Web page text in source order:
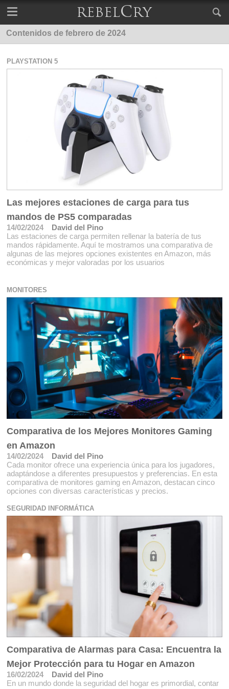
Contenidos de febrero de 2024
PLAYSTATION 5
Las mejores estaciones de carga para tus
mandos de PS5 comparadas
14/02/2024
David del Pino
Las estaciones de carga permiten rellenar la batería de tus
mandos rápidamente. Aquí te mostramos una comparativa de
algunas de las mejores opciones existentes en Amazon, más
económicas y mejor valoradas por los usuarios
MONITORES
Comparativa de los Mejores Monitores Gaming
en Amazon
14/02/2024
David del Pino
Cada monitor ofrece una experiencia única para los jugadores,
adaptándose a diferentes presupuestos y preferencias. En esta
comparativa de monitores gaming en Amazon, destacan cinco
opciones con diversas características y precios.
SEGURIDAD INFORMÁTICA
Comparativa de Alarmas para Casa: Encuentra la
Mejor Protección para tu Hogar en Amazon
16/02/2024
David del Pino
En un mundo donde la seguridad del hogar es primordial, contar